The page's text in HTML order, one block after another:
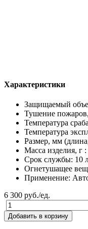
Характеристики
Защищаемый
Тушение
Температура
Температура
Размер, мм
Масса изделия, г
Срок службы: 10
Огнетушащее
Применение:
6 300 руб./ед.
Добавить в корзину